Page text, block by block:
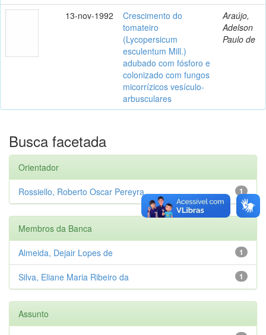
13-nov-1992
Crescimento do
tomateiro
(Lycopersicum
esculentum Mill.)
adubado com fósforo e
colonizado com fungos
micorrízicos vesículo-
arbusculares
Araújo,
Adelson
Paulo de
Busca facetada
Orientador
1
Rossiello, Roberto Oscar Pereyra
Membros da Banca
1
Almeida, Dejair Lopes de
1
Silva, Eliane Maria Ribeiro da
Assunto